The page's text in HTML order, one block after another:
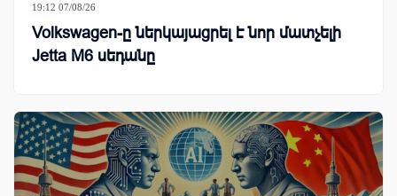
19:12 07/08/26
Volkswagen-ը ներկայացրել է նոր մատչելի
Jetta M6 սեդանը